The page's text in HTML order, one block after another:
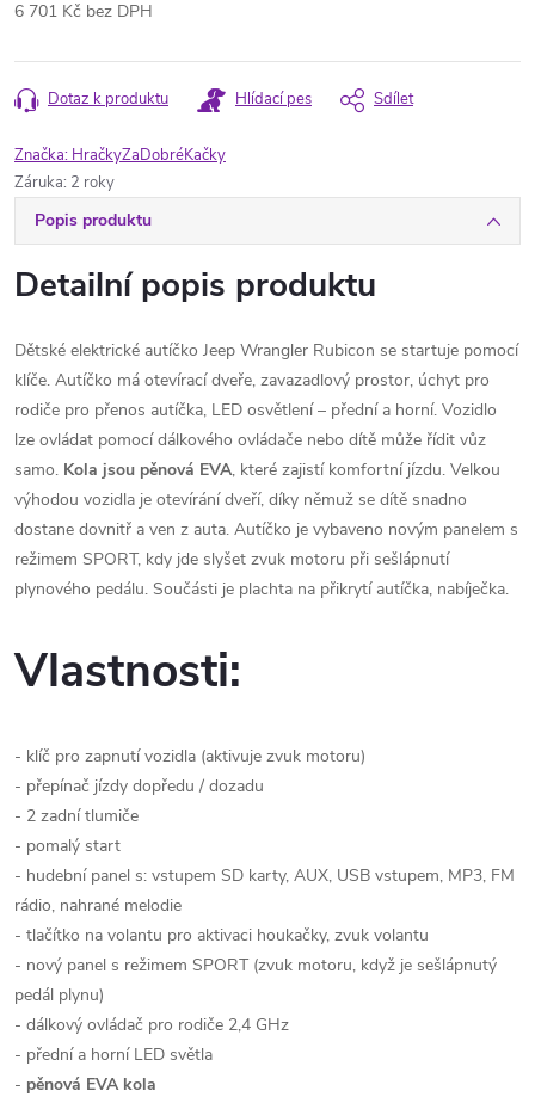
6 701 Kč bez DPH
cena:
Dotaz k produktu Hlídací pes Sdílet
Značka: HračkyZaDobréKačky
Záruka: 2 roky
Popis produktu
Detailní popis produktu
Dětské elektrické autíčko Jeep Wrangler Rubicon se startuje pomocí
klíče. Autíčko má otevírací dveře, zavazadlový prostor, úchyt pro
rodiče pro přenos autíčka, LED osvětlení – přední a horní. Vozidlo
lze ovládat pomocí dálkového ovládače nebo dítě může řídit vůz
samo. Kola jsou pěnová EVA, které zajistí komfortní jízdu. Velkou
výhodou vozidla je otevírání dveří, díky němuž se dítě snadno
dostane dovnitř a ven z auta. Autíčko je vybaveno novým panelem s
režimem SPORT, kdy jde slyšet zvuk motoru při sešlápnutí
plynového pedálu. Součásti je plachta na přikrytí autíčka, nabíječka.
Vlastnosti:
- klíč pro zapnutí vozidla (aktivuje zvuk motoru)
- přepínač jízdy dopředu / dozadu
- 2 zadní tlumiče
- pomalý start
- hudební panel s: vstupem SD karty, AUX, USB vstupem, MP3, FM
rádio, nahrané melodie
- tlačítko na volantu pro aktivaci houkačky, zvuk volantu
- nový panel s režimem SPORT (zvuk motoru, když je sešlápnutý
pedál plynu)
- dálkový ovládač pro rodiče 2,4 GHz
- přední a horní LED světla
- pěnová EVA kola